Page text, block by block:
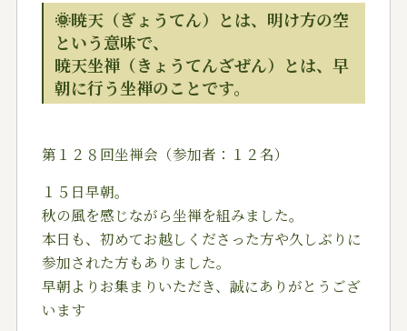
🌞暁天（ぎょうてん）とは、明け方の空
という意味で、
暁天坐禅（きょうてんざぜん）とは、早
朝に行う坐禅のことです。
第１２８回坐禅会（参加者：１２名）
１５日早朝。
秋の風を感じながら坐禅を組みました。
本日も、初めてお越しくださった方や久しぶりに
参加された方もありました。
早朝よりお集まりいただき、誠にありがとうござ
います